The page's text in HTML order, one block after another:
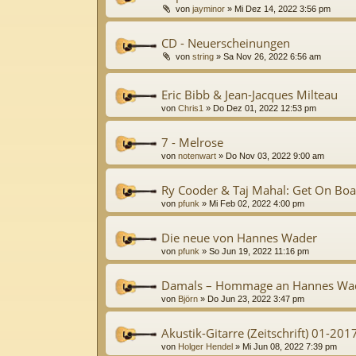
vonjayminor » Mi Dez 14, 2022 3:56 pm
CD - Neuerscheinungen
vonstring »Sa Nov 26, 2022 6:56 am
Eric Bibb & Jean-Jacques Milteau
von Chris1 » Do Dez 01, 2022 12:53 pm
7 - Melrose
von notenwart » Do Nov 03, 2022 9:00 am
Ry Cooder & Taj Mahal: Get On
von pfunk » Mi Feb 02, 2022 4:00 pm
Die neue von Hannes Wader
von pfunk » So Jun 19, 2022 11:16 pm
Damals – Hommage an Hannes
von Björn » Do Jun 23, 2022 3:47 pm
Akustik-Gitarre (Zeitschrift) 01-
von Holger Hendel » Mi Jun 08, 2022 7:39 pm